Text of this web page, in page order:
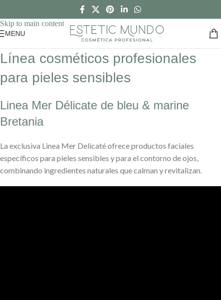
Skip to main content
MENU
Línea cosméticos profesionales
para pieles sensibles
Linea Mer Délicate de bleu & marine
Bretania
La exclusiva Linea Mer Delicaté ofrece productos faciales
específicos para pieles sensibles y para el contorno de ojos,
combinando ingredientes naturales que calman y revitalizan.